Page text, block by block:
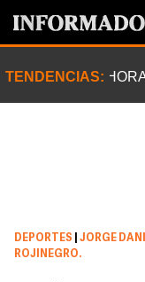
TENDENCIAS:
DEPORTES
JORGE
ROJINEGRO.